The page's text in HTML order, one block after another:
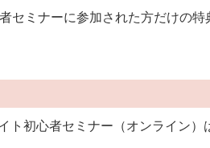
セミナーに参加された方だけの特
ト初心者セミナー（オンライン）